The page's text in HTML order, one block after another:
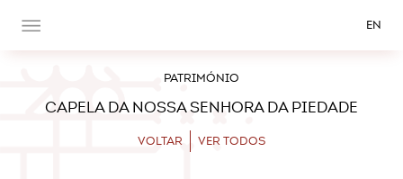
EN
PATRIMÓNIO
CAPELA DA NOSSA SENHORA DA PIEDADE
VOLTAR VER TODOS